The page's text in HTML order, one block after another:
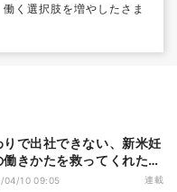
く選択肢を増やしたさま
りで出社できない、新米妊
働きかたを救ってくれた
04/10 09:05 連載